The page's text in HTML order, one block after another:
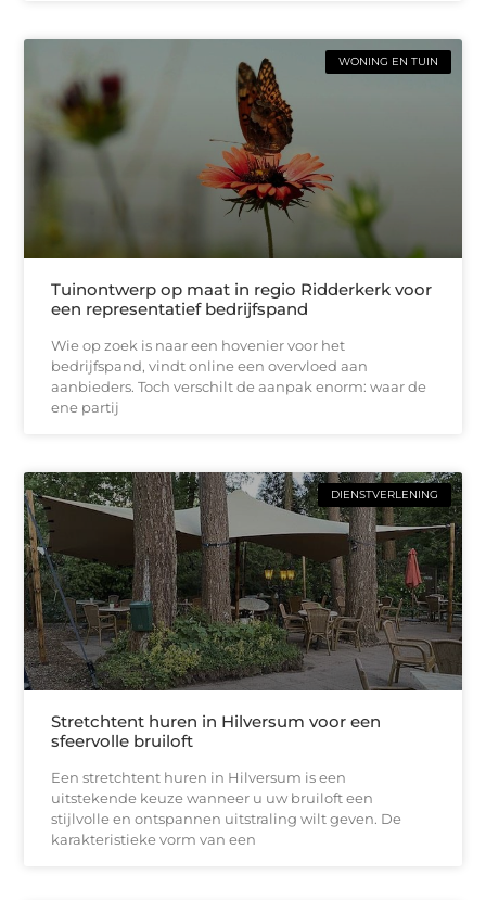
WONING EN TUIN
Tuinontwerp op maat in regio Ridderkerk voor
een representatief bedrijfspand
Wie op zoek is naar een hovenier voor het
bedrijfspand, vindt online een overvloed aan
aanbieders. Toch verschilt de aanpak enorm: waar de
ene partij
DIENSTVERLENING
Stretchtent huren in Hilversum voor een
sfeervolle bruiloft
Een stretchtent huren in Hilversum is een
uitstekende keuze wanneer u uw bruiloft een
stijlvolle en ontspannen uitstraling wilt geven. De
karakteristieke vorm van een